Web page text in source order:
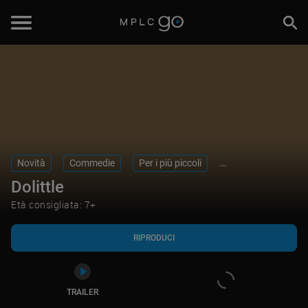
Novità Commedie Per i più piccoli Tratti da libri
Dolittle
Età consigliata: 7+
RIPRODUCI
TRAILER